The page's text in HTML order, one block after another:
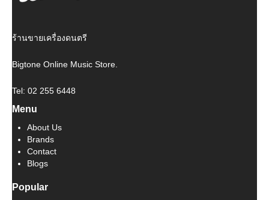
ร้านขายเครื่องดนตรี
Bigtone Online Music Store.
Tel: 02 255 6448
Menu
About Us
Brands
Contact
Blogs
Popular